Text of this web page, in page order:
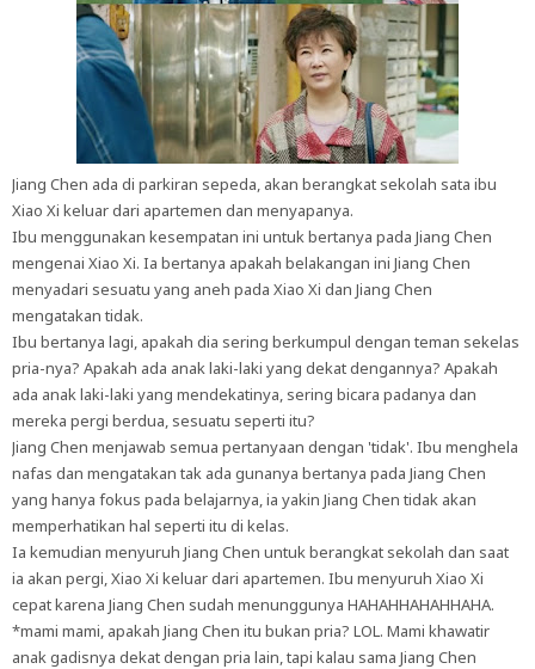
Jiang Chen ada di parkiran sepeda, akan berangkat sekolah sata ibu
Xiao Xi keluar dari apartemen dan menyapanya.
Ibu menggunakan kesempatan ini untuk bertanya pada Jiang Chen
mengenai Xiao Xi. Ia bertanya apakah belakangan ini Jiang Chen
menyadari sesuatu yang aneh pada Xiao Xi dan Jiang Chen
mengatakan tidak.
Ibu bertanya lagi, apakah dia sering berkumpul dengan teman sekelas
pria-nya? Apakah ada anak laki-laki yang dekat dengannya? Apakah
ada anak laki-laki yang mendekatinya, sering bicara padanya dan
mereka pergi berdua, sesuatu seperti itu?
Jiang Chen menjawab semua pertanyaan dengan 'tidak'. Ibu menghela
nafas dan mengatakan tak ada gunanya bertanya pada Jiang Chen
yang hanya fokus pada belajarnya, ia yakin Jiang Chen tidak akan
memperhatikan hal seperti itu di kelas.
Ia kemudian menyuruh Jiang Chen untuk berangkat sekolah dan saat
ia akan pergi, Xiao Xi keluar dari apartemen. Ibu menyuruh Xiao Xi
cepat karena Jiang Chen sudah menunggunya HAHAHHAHAHHAHA.
*mami mami, apakah Jiang Chen itu bukan pria? LOL. Mami khawatir
anak gadisnya dekat dengan pria lain, tapi kalau sama Jiang Chen